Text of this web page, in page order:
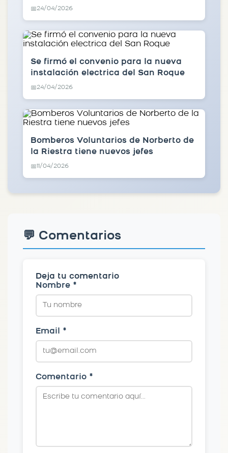
📅24/04/2026
Se firmó el convenio para la nueva
instalación electrica del San Roque
📅24/04/2026
Bomberos Voluntarios de Norberto de
la Riestra tiene nuevos jefes
📅11/04/2026
💬 Comentarios
Deja tu comentario
Nombre *
Email *
Comentario *